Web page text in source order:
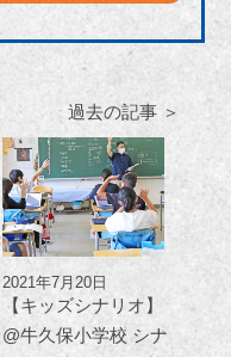
過去の記事 ＞
2021年7月20日
【キッズシナリオ】
@牛久保小学校 シナ